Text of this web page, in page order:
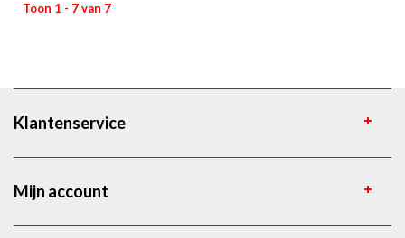
Toon 1 - 7 van 7
Klantenservice
Mijn account